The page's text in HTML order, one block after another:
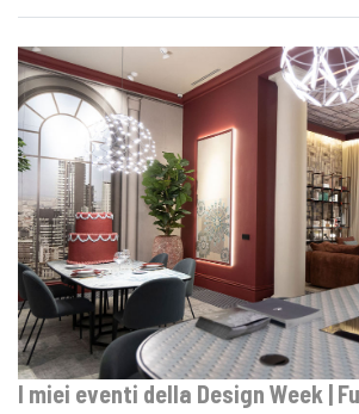
I miei eventi della Design Week |